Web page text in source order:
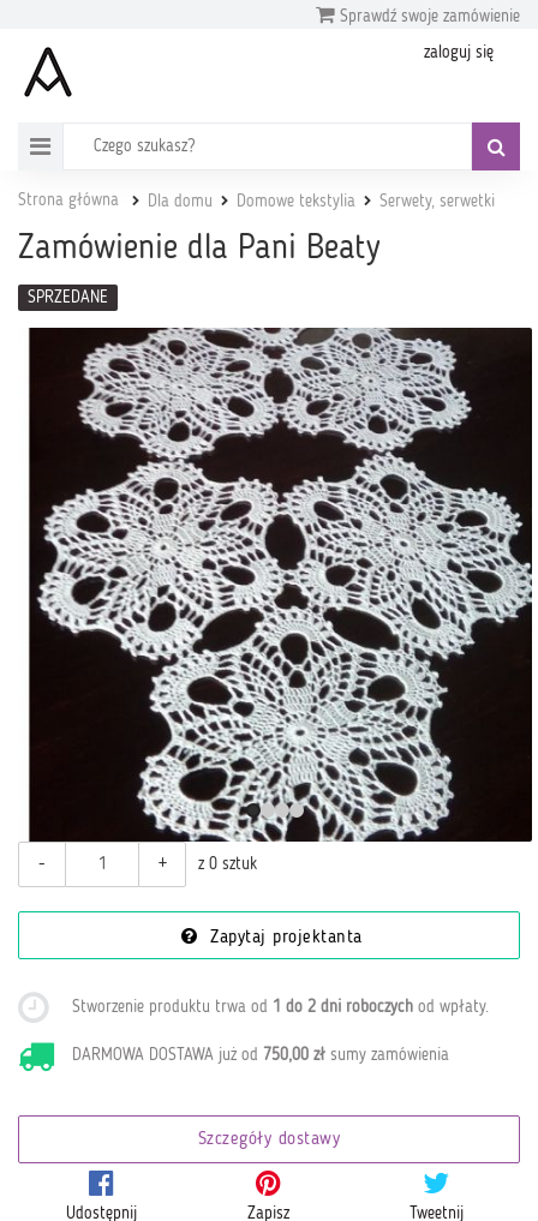
Sprawdź swoje zamówienie
zaloguj się
Strona główna Dla domu Domowe tekstylia Serwety, serwetki
Zamówienie dla Pani Beaty
SPRZEDANE
- + z 0 sztuk
Zapytaj projektanta
Stworzenie produktu trwa od 1 do 2 dni roboczych od wpłaty.
DARMOWA DOSTAWA już od 750,00 zł sumy zamówienia
Szczegóły dostawy
Udostępnij Zapisz Tweetnij